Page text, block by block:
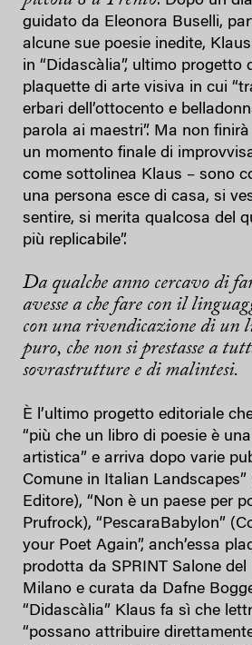
guidato da Eleonora Buselli,
alcune sue poesie inedite,
in “Didascàlia”, ultimo progetto
plaquette di arte visiva in cui
erbari dell’ottocento e
parola ai maestri”. Ma non
un momento finale di
come sottolinea Klaus – sono
una persona esce di casa, si
sentire, si merita qualcosa del
più replicabile”.
Da qualche anno cercavo di
avesse a che fare con il
con una rivendicazione di un
puro, che non si prestasse a
sovrastrutture e di malintesi.
È l’ultimo progetto editoriale
“più che un libro di poesie è
artistica” e arriva dopo varie
Comune in Italian Landscapes”
Editore), “Non è un paese per
Prufrock), “PescaraBabylon”
your Poet Again”, anch’essa
prodotta da SPRINT Salone del
Milano e curata da Dafne
“Didascàlia” Klaus fa sì che
“possano attribuire